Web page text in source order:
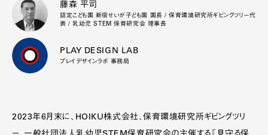
藤森 平司
認定こども園 新宿せいが子ども園 園長 / 保育環境研究所ギビングツリー代
表 / 乳幼児 STEM 保育研究会 理事長
PLAY DESIGN LAB
プレイデザインラボ 事務局
2023年6月末に、HOIKU株式会社、保育環境研究所ギビングツリ